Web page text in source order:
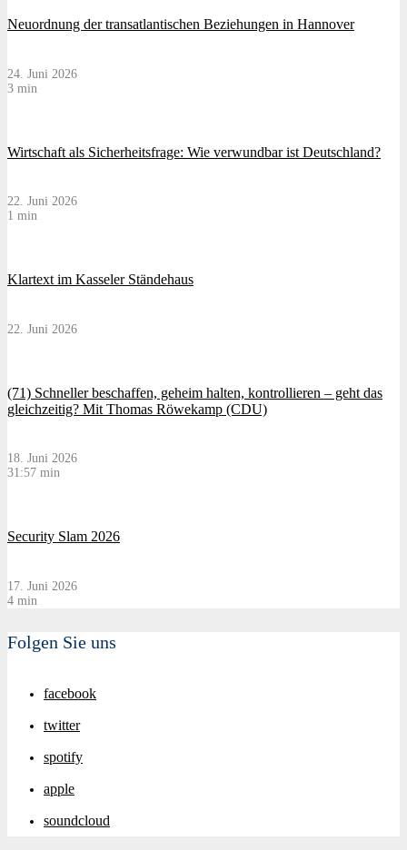
Neuordnung der transatlantischen Beziehungen in Hannover
24. Juni 2026
3 min
Wirtschaft als Sicherheitsfrage: Wie verwundbar ist Deutschland?
22. Juni 2026
1 min
Klartext im Kasseler Ständehaus
22. Juni 2026
(71) Schneller beschaffen, geheim halten, kontrollieren – geht das
gleichzeitig? Mit Thomas Röwekamp (CDU)
18. Juni 2026
31:57 min
Security Slam 2026
17. Juni 2026
4 min
Folgen Sie uns
facebook
twitter
spotify
apple
soundcloud